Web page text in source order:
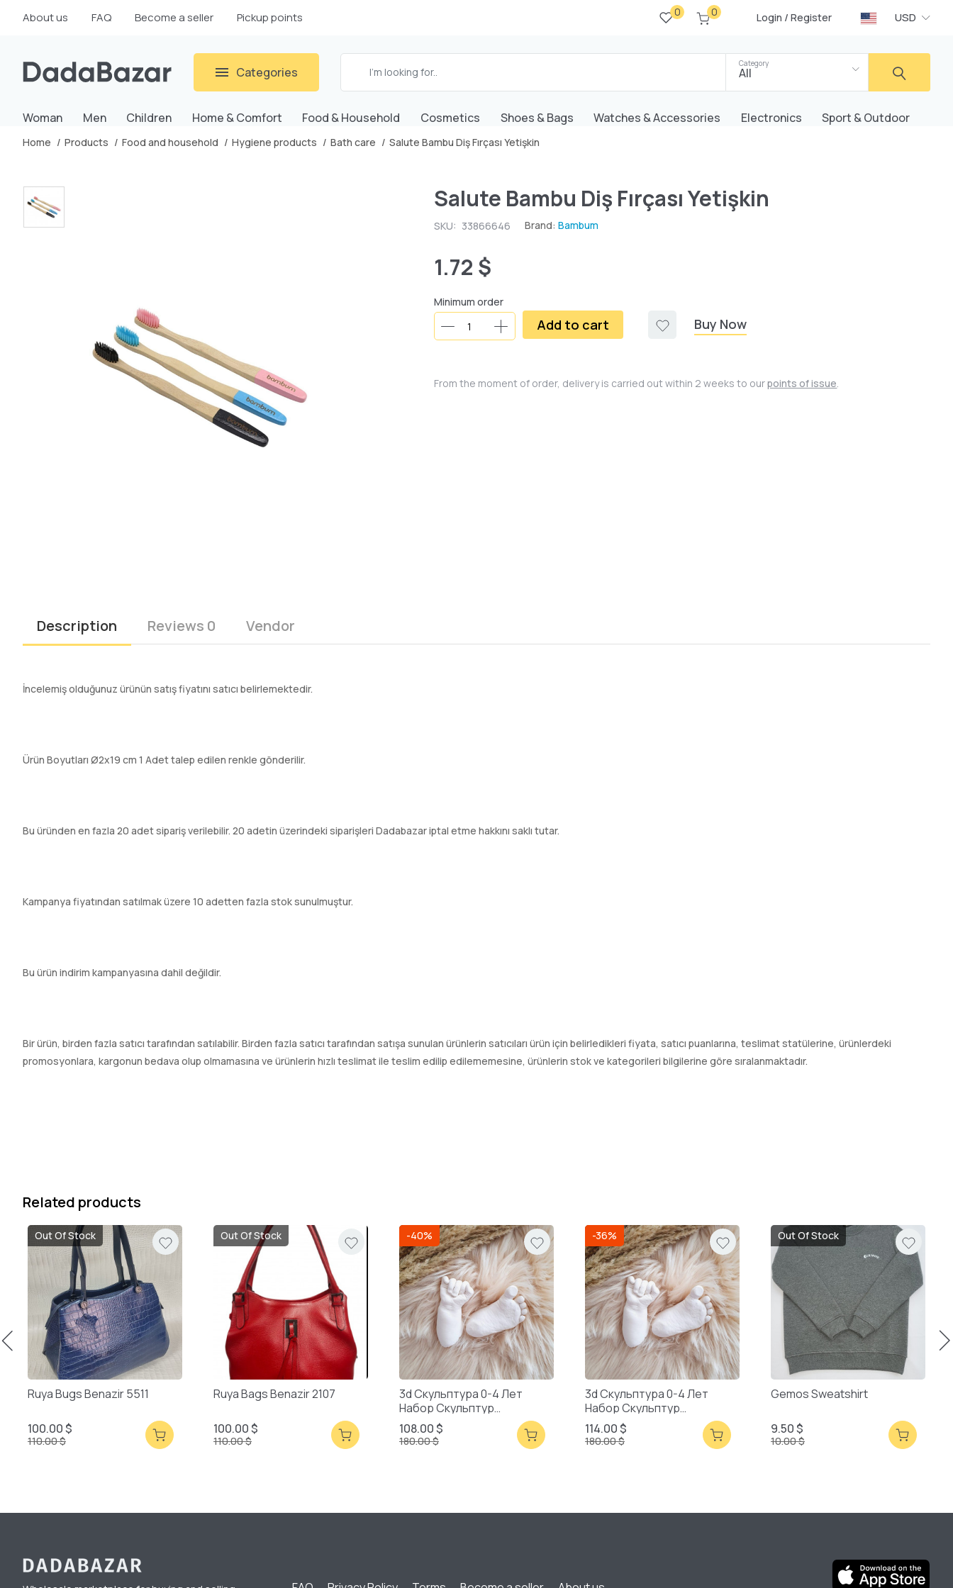
About us FAQ Become a seller Pickup points 0 0 Login / Register USD
Categories
Category
All
Woman Men Children Home & Comfort Food & Household Cosmetics Shoes & Bags Watches & Accessories Electronics Sport & Outdoor
Home Products Food and household Hygiene products Bath care Salute Bambu Diş Fırçası Yetişkin
Salute Bambu Diş Fırçası Yetişkin
SKU: 33866646 Brand:Bambum
1.72 $
Minimum order
Add to cart Buy Now
From the moment of order, delivery is carried out within 2 weeks to ourpoints of issue.
Description Reviews 0 Vendor
İncelemiş olduğunuz ürünün satış fiyatını satıcı belirlemektedir.
Ürün Boyutları Ø2x19 cm 1 Adet talep edilen renkle gönderilir.
Bu üründen en fazla 20 adet sipariş verilebilir. 20 adetin üzerindeki siparişleri Dadabazar iptal etme hakkını saklı tutar.
Kampanya fiyatından satılmak üzere 10 adetten fazla stok sunulmuştur.
Bu ürün indirim kampanyasına dahil değildir.
Bir ürün, birden fazla satıcı tarafından satılabilir. Birden fazla satıcı tarafından satışa sunulan ürünlerin satıcıları ürün için belirledikleri fiyata, satıcı puanlarına, teslimat statülerine, ürünlerdeki
promosyonlara, kargonun bedava olup olmamasına ve ürünlerin hızlı teslimat ile teslim edilip edilememesine, ürünlerin stok ve kategorileri bilgilerine göre sıralanmaktadır.
Related products
Out Of Stock
Ruya Bugs Benazir 5511
100.00 $
110.00 $
Out Of Stock
Ruya Bags Benazir 2107
100.00 $
110.00 $
-40%
3d Скульптура 0-4 Лет
Набор Скульптур
Смешанная Упаковка
108.00 $
180.00 $
-36%
3d Скульптура 0-4 Лет
Набор Скульптур
Смешанная Упаковка
114.00 $
180.00 $
Out Of Stock
Gemos Sweatshirt
9.50 $
10.00 $